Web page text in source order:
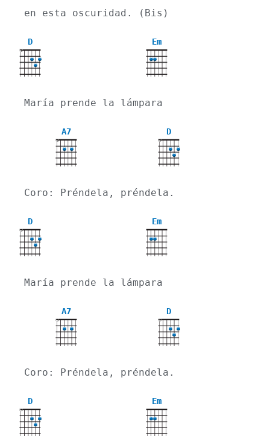
en esta oscuridad. (Bis)
D
X
Em
María prende la lámpara
A7
X
D
X
Coro: Préndela, préndela.
D
X
Em
María prende la lámpara
A7
X
D
X
Coro: Préndela, préndela.
D
X
Em